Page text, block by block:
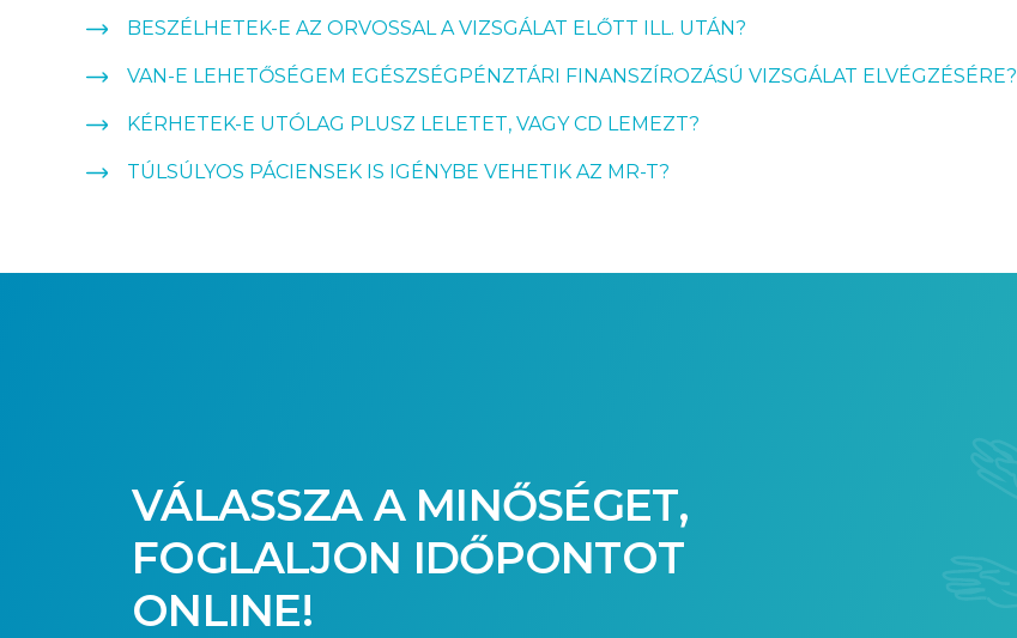
BESZÉLHETEK-E AZ ORVOSSAL A VIZSGÁLAT ELŐTT ILL. UTÁN?
VAN-E LEHETŐSÉGEM EGÉSZSÉGPÉNZTÁRI FINANSZÍROZÁSÚ VIZSGÁLAT ELVÉGZÉSÉRE?
KÉRHETEK-E UTÓLAG PLUSZ LELETET, VAGY CD LEMEZT?
TÚLSÚLYOS PÁCIENSEK IS IGÉNYBE VEHETIK AZ MR-T?
VÁLASSZA A MINŐSÉGET,
FOGLALJON IDŐPONTOT
ONLINE!